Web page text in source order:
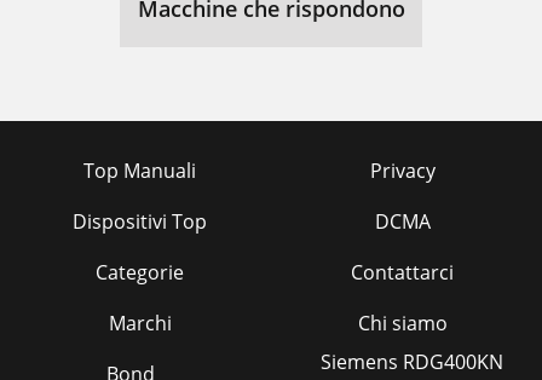
Macchine che rispondono
Top Manuali
Dispositivi Top
Categorie
Marchi
Privacy
DCMA
Contattarci
Chi siamo
Bond
Siemens RDG400KN